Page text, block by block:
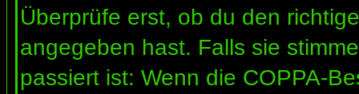
Überprüfe erst, ob du den
angegeben hast. Falls sie
passiert ist: Wenn die COPPA-